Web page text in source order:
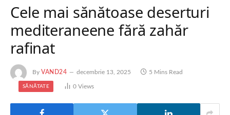
Cele mai sănătoase deserturi
mediteraneene fără zahăr
rafinat
By VAND24 decembrie 13, 2025 5 Mins Read
SĂNĂTATE 0Views